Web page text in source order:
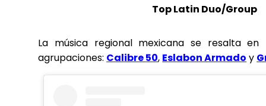
Top Latin Duo/Group
La música regional mexicana se resalta
agrupaciones: Calibre 50, Eslabon Armado y